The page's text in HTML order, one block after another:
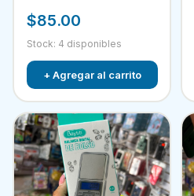
$85.00
Stock: 4 disponibles
+ Agregar al carrito